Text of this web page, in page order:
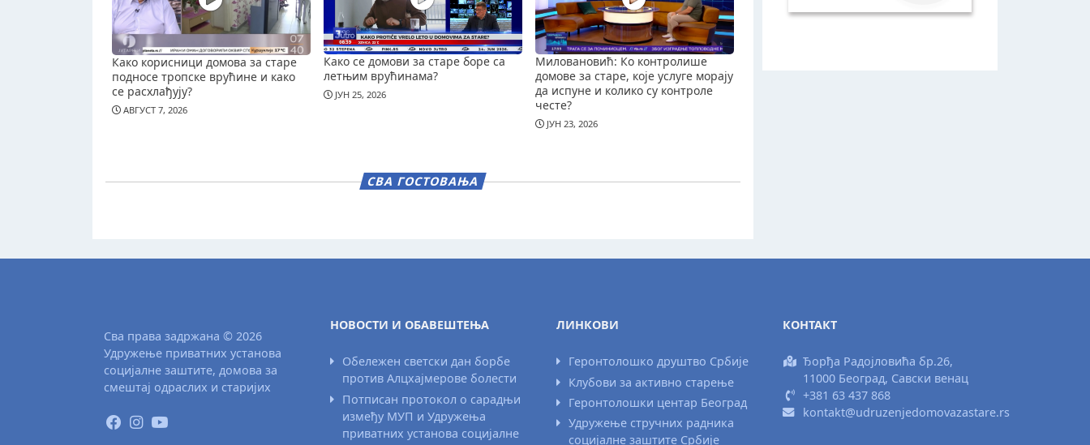
Како корисници домова за старе
подносе тропске врућине и како
се расхлађују?
АВГУСТ 7, 2026
Како се домови за старе боре са
летњим врућинама?
ЈУН 25, 2026
Миловановић: Ко контролише
домове за старе, које услуге морају
да испуне и колико су контроле
честе?
ЈУН 23, 2026
СВА ГОСТОВАЊА
Сва права задржана © 2026
Удружење приватних установа
социјалне заштите, домова за
смештај одраслих и старијих
НОВОСТИ И ОБАВЕШТЕЊА
Обележен светски дан борбе
против Алцхајмерове болести
Потписан протокол о сарадњи
између МУП и Удружења
приватних установа социјалне
ЛИНКОВИ
Геронтолошко друштво Србије
Клубови за активно старење
Геронтолошки центар Београд
Удружење стручних радника
социјалне заштите Србије
КОНТАКТ
Ђорђа Радојловића бр.26,
11000 Београд, Савски венац
+381 63 437 868
kontakt@udruzenjedomovazastare.rs